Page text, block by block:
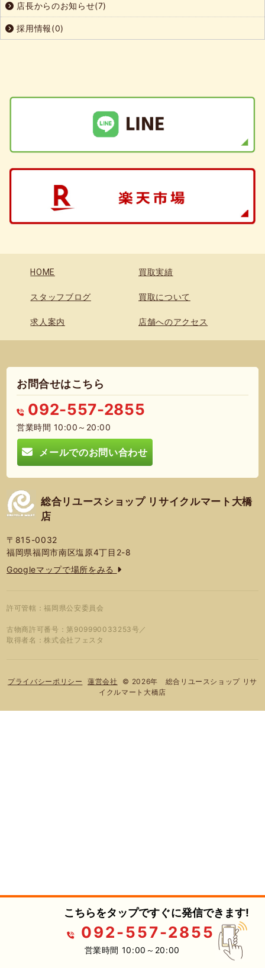
店長からのお知らせ(7)
採用情報(0)
HOME 買取実績
スタッフブログ 買取について
求人案内 店舗へのアクセス
お問合せはこちら
092-557-2855
営業時間 10:00～20:00
メールでのお問い合わせ
総合リユースショップ リサイクルマート大橋
店
〒815-0032
福岡県福岡市南区塩原4丁目2-8
Googleマップで場所をみる
許可管轄：福岡県公安委員会
古物商許可番号：第909990033253号／
取得者名：株式会社フェスタ
プライバシーポリシー 蓮営会社
© 2026年 総合リユースショップ リサ
イクルマート大橋店
こちらをタップですぐに発信できます!
092-557-2855
営業時間 10:00～20:00